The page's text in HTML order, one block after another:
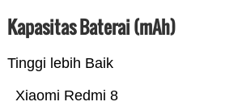
Kapasitas Baterai (mAh)
Tinggi lebih Baik
Xiaomi Redmi 8